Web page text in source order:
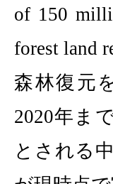
of 150
forest land
森林復元
2020年ま
とされる中